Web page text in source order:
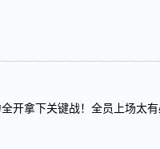
开拿下关键战！全员上场太